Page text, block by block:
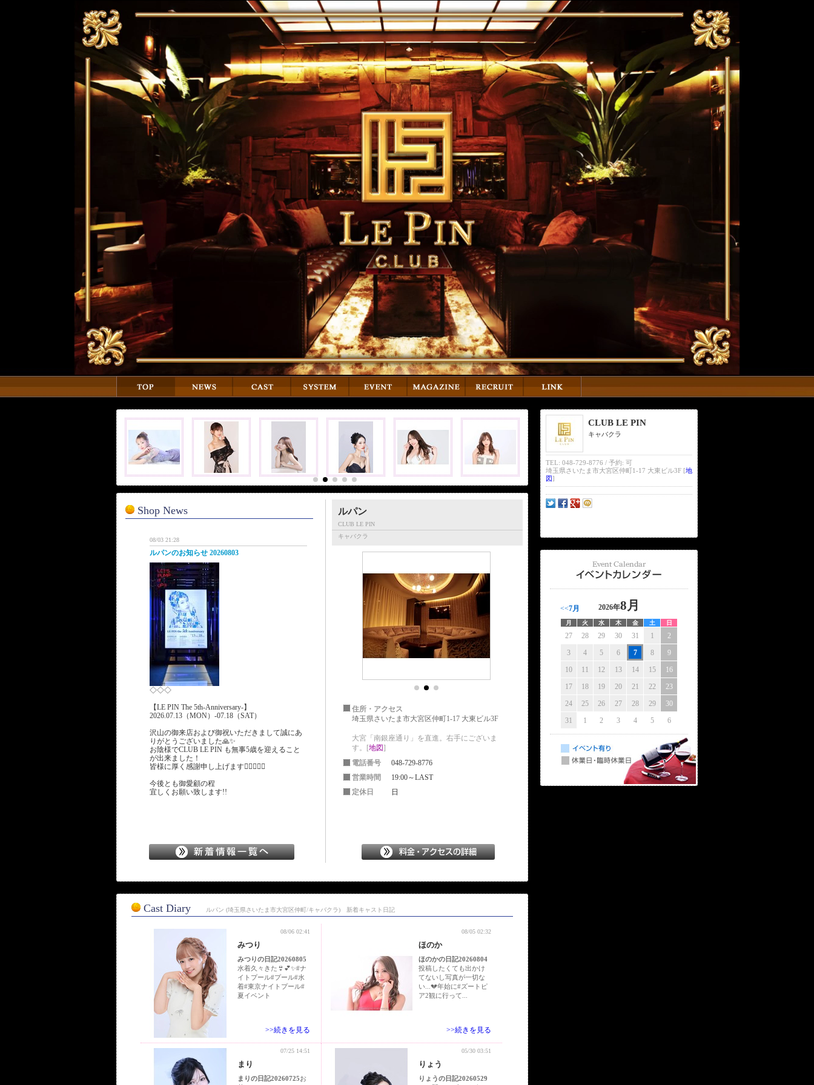
Shop News
08/03 21:28
ルパンのお知らせ 20260803
◇◇◇
【LE PIN The 5th-Anniversary-】
2026.07.13（MON）-07.18（SAT）
沢山の御来店および御祝いただきまして誠にあ
りがとうございました🙏✨
お陰様でCLUB LE PIN も無事5歳を迎えること
が出来ました！
皆様に厚く感謝申し上げます🙇‍♂️🙇🏻‍♂️
今後とも御愛顧の程
宜しくお願い致します!!
ルパン
CLUB LE PIN
キャバクラ
住所・アクセス
埼玉県さいたま市大宮区仲町1-17 大東ビル3F
大宮「南銀座通り」を直進。右手にございま
す。[地図]
電話番号
048-729-8776
営業時間
19:00～LAST
定休日
日
Cast Diary ルパン (埼玉県さいたま市大宮区仲町/キャバクラ) 新着キャスト日記
08/06 02:41
みつり
みつりの日記20260805
水着久々きた👙💕✨⁡#ナ
イトプール#プール#水
着#東京ナイトプール#
夏イベント
>>続きを見る
08/05 02:32
ほのか
ほのかの日記20260804
投稿したくても出かけ
てないし写真が一切な
い...💔年始に#ズートピ
ア2観に行って...
>>続きを見る
07/25 14:51
まり
まりの日記20260725お
05/30 03:51
りょう
りょうの日記20260529
CLUB LE PIN
キャバクラ
TEL: 048-729-8776 / 予約: 可
埼玉県さいたま市大宮区仲町1-17 大東ビル3F [地
図]
2026年8月
<<7月
月 火 水 木 金 土 日
27 28 29 30 31 1
2
3
4 5 6 7 8
9
10
11 12 13 14 15
16
17
18 19 20 21 22
23
24
25 26 27 28 29
30
31
1 2 3 4 5 6